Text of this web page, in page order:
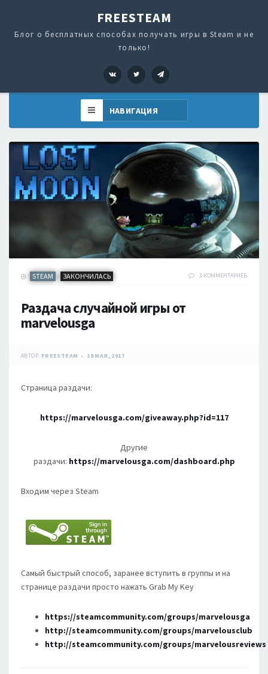
FREESTEAM
Блог о бесплатных способах получать игры в Steam и не
только!
VK Twitter
STEAM / ЗАКОНЧИЛАСЬ 3 КОММЕНТАРИЕВ
Раздача случайной игры от
marvelousga
АВТОР: FREESTEAM 18 МАЯ, 2017
Страница раздачи:
https://marvelousga.com/giveaway.php?id=117
Другие
раздачи: https://marvelousga.com/dashboard.php
Входим через Steam
Самый быстрый способ, заранее вступить в группы и на
странице раздачи просто нажать Grab My Key
https://steamcommunity.com/groups/marvelousga
http://steamcommunity.com/groups/marvelousclub
http://steamcommunity.com/groups/marvelousreviews